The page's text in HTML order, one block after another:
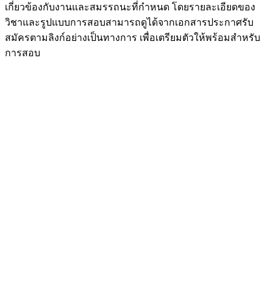
เกี่ยวข้องกับงานและสมรรถนะที่กำหนด โดยรายละเอียดของ
วิชาและรูปแบบการสอบสามารถดูได้จากเอกสารประกาศรับ
สมัครตามลิงก์อย่างเป็นทางการ เพื่อเตรียมตัวให้พร้อมสำหรับ
การสอบ